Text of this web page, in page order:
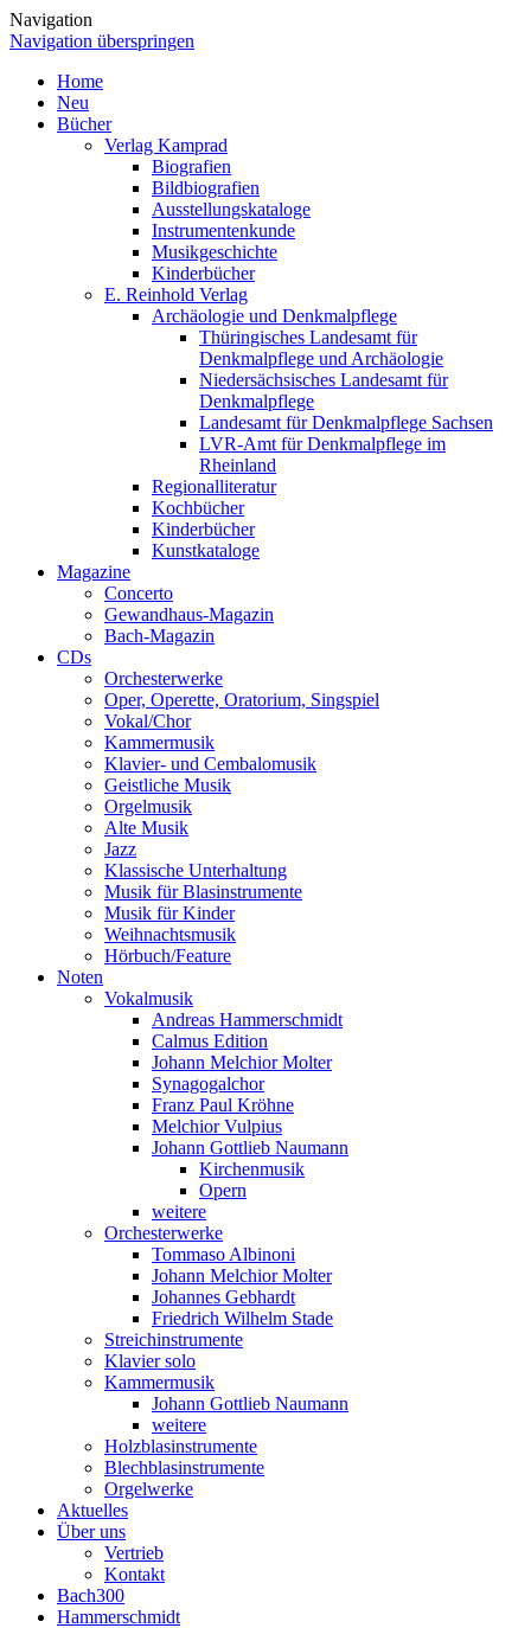
Navigation
Navigation überspringen
Home
Neu
Bücher
Verlag Kamprad
Biografien
Bildbiografien
Ausstellungskataloge
Instrumentenkunde
Musikgeschichte
Kinderbücher
E. Reinhold Verlag
Archäologie und Denkmalpflege
Thüringisches Landesamt für
Denkmalpflege und Archäologie
Niedersächsisches Landesamt für
Denkmalpflege
Landesamt für Denkmalpflege Sachsen
LVR-Amt für Denkmalpflege im
Rheinland
Regionalliteratur
Kochbücher
Kinderbücher
Kunstkataloge
Magazine
Concerto
Gewandhaus-Magazin
Bach-Magazin
CDs
Orchesterwerke
Oper, Operette, Oratorium, Singspiel
Vokal/Chor
Kammermusik
Klavier- und Cembalomusik
Geistliche Musik
Orgelmusik
Alte Musik
Jazz
Klassische Unterhaltung
Musik für Blasinstrumente
Musik für Kinder
Weihnachtsmusik
Hörbuch/Feature
Noten
Vokalmusik
Andreas Hammerschmidt
Calmus Edition
Johann Melchior Molter
Synagogalchor
Franz Paul Kröhne
Melchior Vulpius
Johann Gottlieb Naumann
Kirchenmusik
Opern
weitere
Orchesterwerke
Tommaso Albinoni
Johann Melchior Molter
Johannes Gebhardt
Friedrich Wilhelm Stade
Streichinstrumente
Klavier solo
Kammermusik
Johann Gottlieb Naumann
weitere
Holzblasinstrumente
Blechblasinstrumente
Orgelwerke
Aktuelles
Über uns
Vertrieb
Kontakt
Bach300
Hammerschmidt